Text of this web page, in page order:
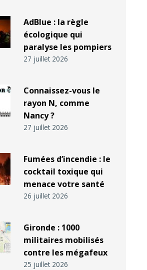
AdBlue : la règle
écologique qui
paralyse les pompiers
27 juillet 2026
Connaissez-vous le
rayon N, comme
Nancy ?
27 juillet 2026
Fumées d’incendie : le
cocktail toxique qui
menace votre santé
26 juillet 2026
Gironde : 1000
militaires mobilisés
contre les mégafeux
25 juillet 2026